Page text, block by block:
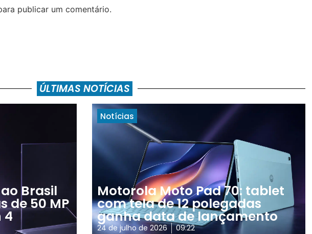
publicar um comentário.
ÚLTIMAS NOTÍCIAS
Brasil
de 50 MP
4
Notícias
Motorola Moto Pad 70: tablet
com tela de 12 polegadas
ganha data de lançamento
24 de julho de 2026 09:22